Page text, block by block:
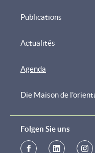
Publications
Actualités
Agenda
Die Maison de
Folgen Sie uns